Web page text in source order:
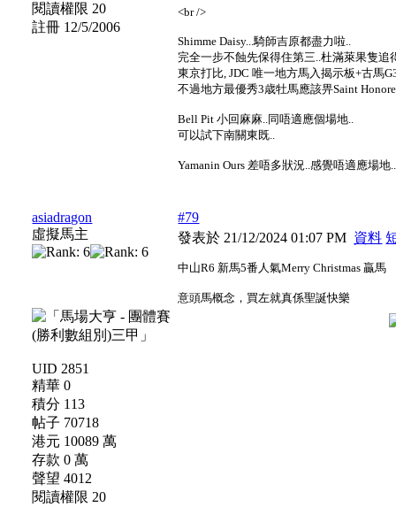
閱讀權限 20
註冊 12/5/2006
<br />
Shimme Daisy...騎師吉原都盡力啦..
完全一步不蝕先保得住第三..杜滿萊果隻追
東京打比, JDC 唯一地方馬入揭示板+古馬
不過地方最優秀3歳牡馬應該畀Saint
Bell Pit 小回麻麻..同唔適應個場地..
可以試下南關東既..
Yamanin Ours 差唔多狀況..感覺唔適應場地..
asiadragon
虛擬馬主
UID 2851
精華 0
積分 113
帖子 70718
港元 10089 萬
存款 0 萬
聲望 4012
閱讀權限 20
#79
發表於 21/12/2024 01:07 PM 資料
中山R6 新馬5番人氣Merry Christmas 贏馬
意頭馬概念，買左就真係聖誕快樂